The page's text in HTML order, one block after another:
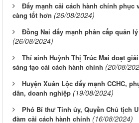
Đẩy mạnh cải cách hành chính phục
càng tốt hơn (26/08/2024)
Đồng Nai đẩy mạnh phân cấp quản
(26/08/2024)
Thí sinh Huỳnh Thị Trúc Mai đoạt
sáng tạo cải cách hành chính (20/08/
Huyện Xuân Lộc đẩy mạnh CCHC,
dân, doanh nghiệp (19/08/2024)
Phó Bí thư Tỉnh ủy, Quyền Chủ tịch
đàm cải cách hành chính (16/08/2024)